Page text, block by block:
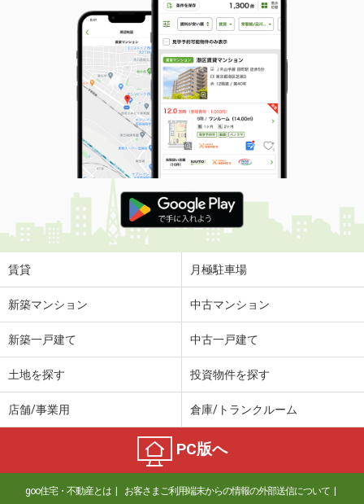
賃貸 月極駐車場
新築マンション 中古マンション
新築一戸建て 中古一戸建て
土地を探す 投資物件を探す
店舗/事業用 倉庫/トランクルーム
PC版へ
goo住宅・不動産とは お客さまご利用端末からの情報の外部送信について